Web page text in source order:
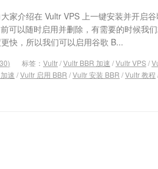
家介绍在 Vultr VPS 上一键安装并开启
可以随时启用并删除，有需要的时候我
快，所以我们可以启用谷歌 B...
30) 标签： Vultr/Vultr BBR 加速 /Vultr VPS/
速 /Vultr 启用 BBR /Vultr 安装 BBR /Vultr 教程